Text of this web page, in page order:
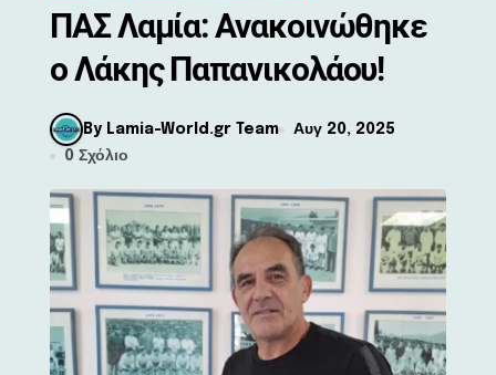
ΠΑΣ Λαμία: Ανακοινώθηκε
ο Λάκης Παπανικολάου!
By Lamia-World.gr Team
Αυγ 20, 2025
0 Σχόλιο